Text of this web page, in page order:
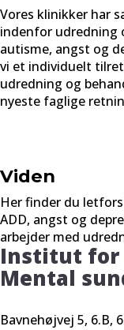
Vores klinikker har
indenfor udredning
autisme, angst og
vi et individuelt
udredning og
nyeste faglige
Viden
Her finder du
ADD, angst og
arbejder med
Institut for
Mental
Bavnehøjvej 5, 6.B,